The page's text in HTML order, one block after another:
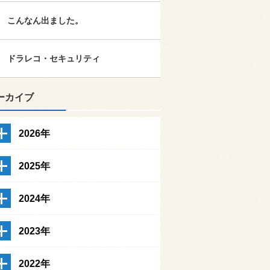
こんなん出ました。
ドラレコ・セキュリティ
カイブ
2026年
2025年
2024年
2023年
2022年